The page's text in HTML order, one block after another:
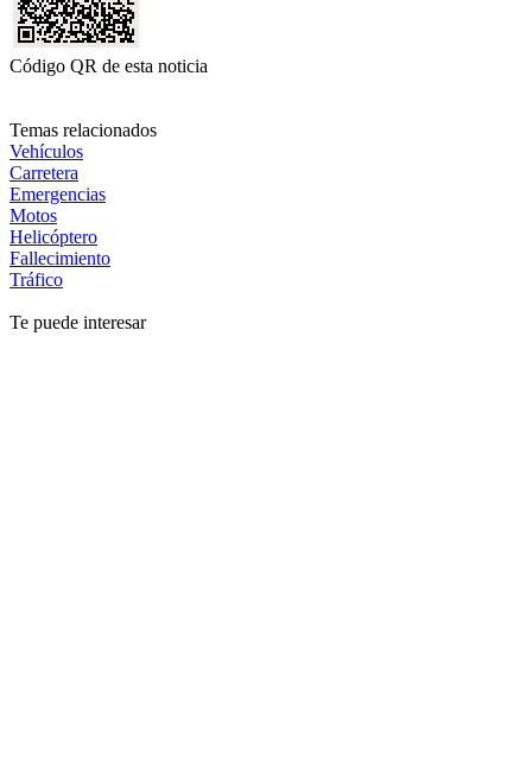
Código QR de esta noticia
Temas relacionados
Vehículos
Carretera
Emergencias
Motos
Helicóptero
Fallecimiento
Tráfico
Te puede interesar